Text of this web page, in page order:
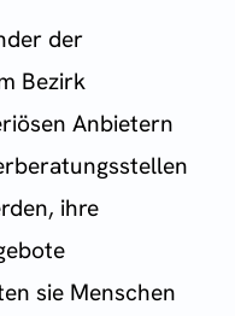
der
Bezirk
Anbietern
ihre
sie Menschen